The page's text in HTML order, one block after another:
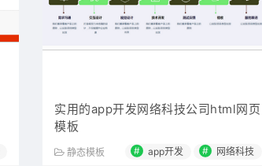
实用的app开发网络科技公司html网页
模板
静态模板 # app开发 # 网络科技